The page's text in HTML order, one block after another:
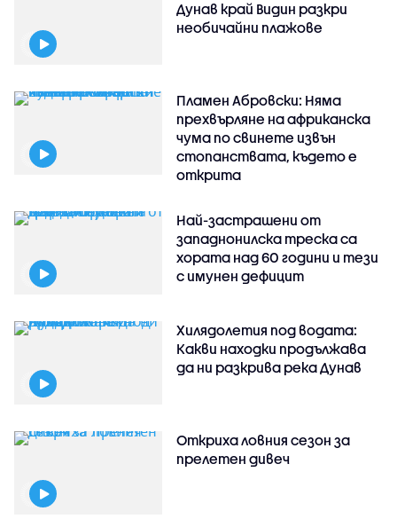
Дунав край Видин разкри
необичайни плажове
Пламен Абровски: Няма
прехвърляне на африканска
чума по свинете извън
стопанствата, където е
открита
Най-застрашени от
западнонилска треска са
хората над 60 години и тези
с имунен дефицит
Хилядолетия под водата:
Какви находки продължава
да ни разкрива река Дунав
Откриха ловния сезон за
прелетен дивеч